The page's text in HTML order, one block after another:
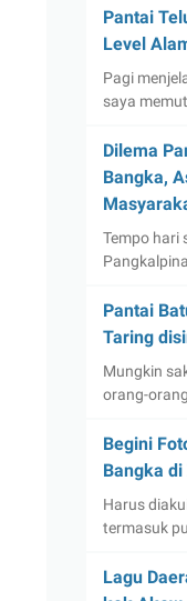
Pantai
Level
Pagi
saya
Dilema
Bangka,
Tempo hari
Pantai
Taring
Mungkin
orang-
Begini
Bangka
Harus
termasuk
Lagu